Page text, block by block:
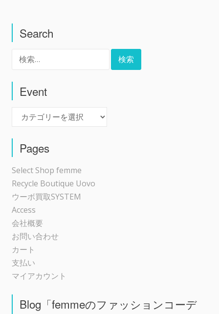
ナ
ビ
ゲ
ー
シ
ョ
ン
Search
Event
Pages
Select Shop femme
Recycle Boutique Uovo
ウーボ買取SYSTEM
Access
会社概要
お問い合わせ
カート
支払い
マイアカウント
Blog「femmeのファッションコーデ